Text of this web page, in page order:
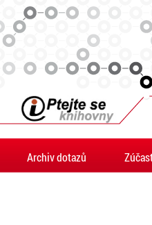
Archiv dotazů